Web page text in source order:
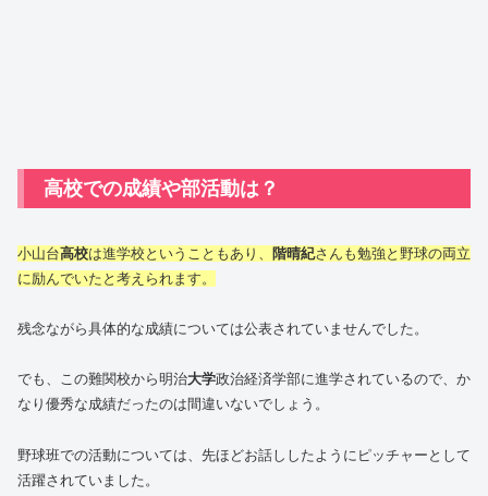
高校での成績や部活動は？
小山台高校は進学校ということもあり、 階晴紀さんも勉強と野球の両立
に励んでいたと考えられます。
残念ながら具体的な成績については公表されていませんでした。
でも、この難関校から明治大学政治経済学部に進学されているので、か
なり優秀な成績だったのは間違いないでしょう。
野球班での活動については、先ほどお話ししたようにピッチャーとして
活躍されていました。